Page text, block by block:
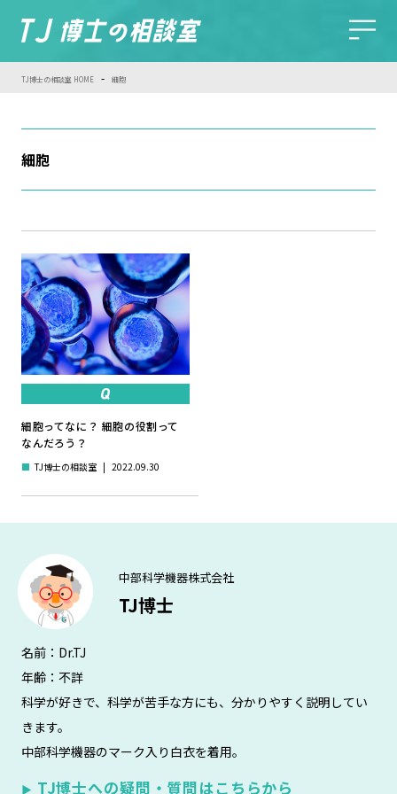
TJ博士の相談室 HOME - 細胞
細胞
細胞ってなに？ 細胞の役割って
なんだろう？
■ TJ博士の相談室 | 2022.09.30
中部科学機器株式会社
TJ博士
名前：Dr.TJ
年齢：不詳
科学が好きで、科学が苦手な方にも、分かりやすく説明してい
きます。
中部科学機器のマーク入り白衣を着用。
▶ TJ博士への疑問・質問はこちらから